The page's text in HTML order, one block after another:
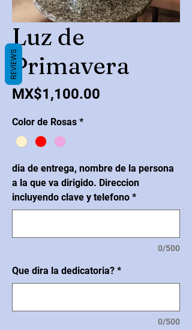
Luz de
Primavera
MX$1,100.00
Color de Rosas *
dia de entrega, nombre de la persona
a la que va dirigido. Direccion
incluyendo clave y telefono *
0/500
Que dira la dedicatoria? *
0/500
REVIEWS